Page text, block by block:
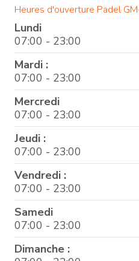
Heures d'ouverture Padel
Lundi
07:00 - 23:00
Mardi :
07:00 - 23:00
Mercredi
07:00 - 23:00
Jeudi :
07:00 - 23:00
Vendredi :
07:00 - 23:00
Samedi
07:00 - 23:00
Dimanche :